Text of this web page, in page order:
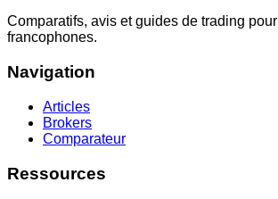
Comparatifs, avis et guides de trading
francophones.
Navigation
Articles
Brokers
Comparateur
Ressources